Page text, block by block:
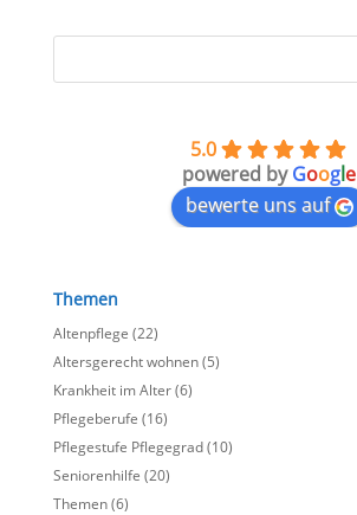
5.0
powered byGoogle
bewerte uns auf
Themen
Altenpflege (22)
Altersgerecht wohnen(5)
Krankheit im Alter(6)
Pflegeberufe (16)
Pflegestufe Pflegegrad(10)
Seniorenhilfe (20)
Themen(6)